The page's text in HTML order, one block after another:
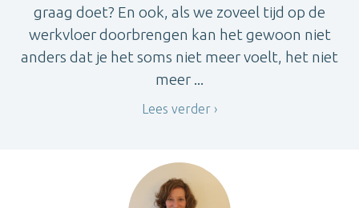
graag doet? En ook, als we zoveel tijd op de
werkvloer doorbrengen kan het gewoon niet
anders dat je het soms niet meer voelt, het niet
meer ...
Lees verder